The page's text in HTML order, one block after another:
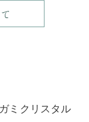
ミクリスタル